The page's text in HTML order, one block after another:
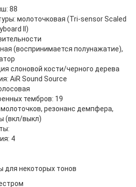
88
молоточковая (Tri-sensor Scaled
II)
(воспринимается полунажатие),
слоновой кости/черного дерева
AiR Sound Source
тембров: 19
резонанс демпфера,
(вкл/выкл)
4
для некоторых тонов